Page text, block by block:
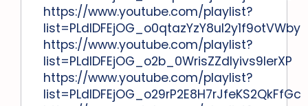
https://www.youtube.com/playlist?
list=PLdlDFEjOG_o0qtazYzY8uI2y1f9otVWby
https://www.youtube.com/playlist?
list=PLdlDFEjOG_o2b_0WrisZZdIyivs9lerXP
https://www.youtube.com/playlist?
list=PLdlDFEjOG_o29rP2E8H7rJfeKS2QkFfGc